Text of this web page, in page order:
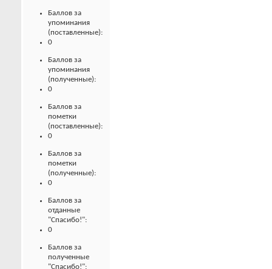
Баллов за
упоминания
(поставленные):
0
Баллов за
упоминания
(полученные):
0
Баллов за
пометки
(поставленные):
0
Баллов за
пометки
(полученные):
0
Баллов за
отданные
"Спасибо!":
0
Баллов за
полученные
"Спасибо!":